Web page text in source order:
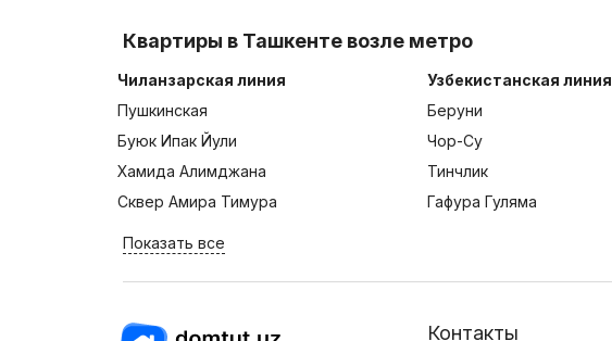
Квартиры в Ташкенте возле метро
Чиланзарская линия
Пушкинская
Буюк Ипак Йули
Хамида Алимджана
Сквер Амира Тимура
Узбекистанская линия
Беруни
Чор-Су
Тинчлик
Гафура Гуляма
Показать все
Контакты